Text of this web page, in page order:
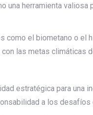
herramienta valiosa
como el biometano o el
las metas climáticas
estratégica para una
a los desafíos